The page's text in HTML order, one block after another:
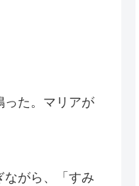
た。マリアが
がら、「すみ